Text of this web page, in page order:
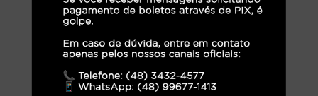
Área de Preservação Permanente
Iluminação Pública em LED